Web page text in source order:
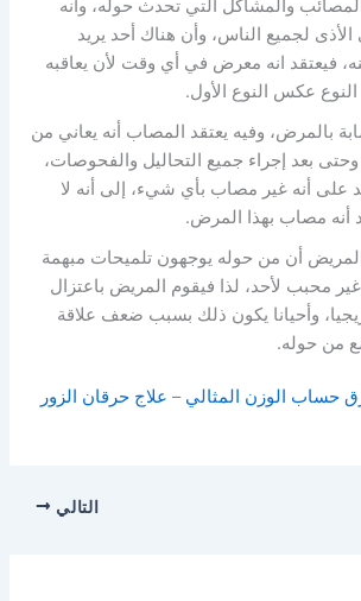
والمشاكل التي تحدث حوله، وأنه
لجميع الناس، وأن هناك أحد يريد
فيعتقد انه معرض في أي وقت لأن يعاقبه
النوع عكس النوع الأول.
بالمرض، وفيه يعتقد المصاب أنه يعاني من
بعد إجراء جميع التحاليل والفحوصات،
على أنه غير مصاب بأي شيء، إلى أنه لا
أنه مصاب بهذا المرض.
أن من حوله يوجهون تلميحات مبهمة
غير محبب لأحد، لذا فيقوم المريض باعتزال
وأحيانا يكون ذلك بسبب ضعف علاقة
من حوله.
حساب الوزن المثالي – علاج حرقان الزور
التالي